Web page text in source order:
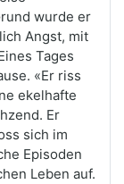
wurde er
Angst, mit
Tages
«Er riss
ekelhafte
Er
sich im
Episoden
Leben auf.